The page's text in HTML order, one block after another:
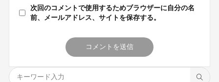
次回のコメントで使用するためブラウザーに自分の名
前、メールアドレス、サイトを保存する。